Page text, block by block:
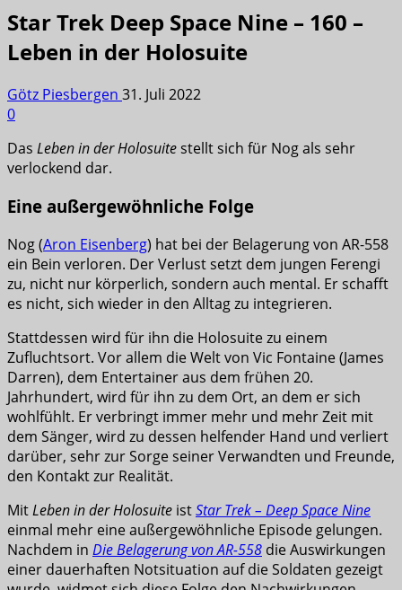
Star Trek Deep Space Nine – 160 –
Leben in der Holosuite
Götz Piesbergen 31. Juli 2022
0
Das Leben in der Holosuitestellt sich für Nog als sehr
verlockend dar.
Eine außergewöhnliche Folge
Nog (Aron Eisenberg) hat bei der Belagerung von AR-558
ein Bein verloren. Der Verlust setzt dem jungen Ferengi
zu, nicht nur körperlich, sondern auch mental. Er schafft
es nicht, sich wieder in den Alltag zu integrieren.
Stattdessen wird für ihn die Holosuite zu einem
Zufluchtsort. Vor allem die Welt von Vic Fontaine (James
Darren), dem Entertainer aus dem frühen 20.
Jahrhundert, wird für ihn zu dem Ort, an dem er sich
wohlfühlt. Er verbringt immer mehr und mehr Zeit mit
dem Sänger, wird zu dessen helfender Hand und verliert
darüber, sehr zur Sorge seiner Verwandten und Freunde,
den Kontakt zur Realität.
MitLeben in der Holosuite istStar Trek – Deep Space Nine
einmal mehr eine außergewöhnliche Episode gelungen.
Nachdem in Die Belagerung von AR-558 die Auswirkungen
einer dauerhaften Notsituation auf die Soldaten gezeigt